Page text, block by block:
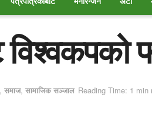
, समाज, सामाजिक सञ्जाल Reading Time: 1 min